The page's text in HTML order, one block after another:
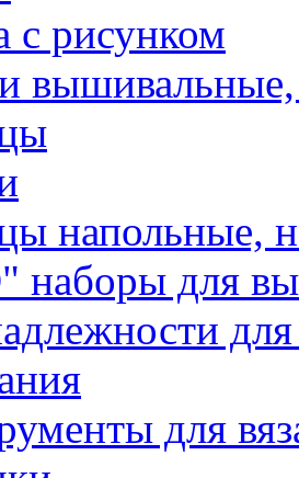
с рисунком
напольные,
наборы для
для